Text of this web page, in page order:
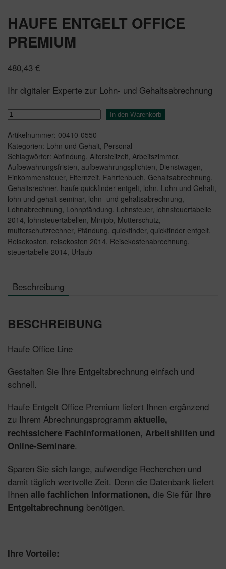
HAUFE ENTGELT OFFICE
PREMIUM
480,43 €
Ihr digitaler Experte zur Lohn- und Gehaltsabrechnung
Haufe
Office
Premium
Menge
In den Warenkorb
Artikelnummer: 00410-0550
Kategorien: Lohn und Gehalt Personal
Schlagwörter: Abfindung Altersteilzeit Arbeitszimmer,
Aufbewahrungsfristen aufbewahrungsplichten Dienstwagen
Einkommensteuer, Elternzeit Fahrtenbuch Gehaltsabrechnung
Gehaltsrechner, haufe quickfinder entgelt lohn Lohn und Gehalt
lohn und gehalt seminar, lohn- und gehaltsabrechnung
Lohnabrechnung Lohnpfändung Lohnsteuer, lohnsteuertabelle
2014 lohnsteuertabellen Minijob Mutterschutz
mutterschutzrechner, Pfändung quickfinder, quickfinder entgelt
Reisekosten reisekosten 2014 Reisekostenabrechnung
steuertabelle 2014 Urlaub
Beschreibung
BESCHREIBUNG
Haufe Office Line
Gestalten Sie Ihre Entgeltabrechnung einfach und
schnell.
Haufe Entgelt Office Premium liefert Ihnen ergänzend
zu Ihrem Abrechnungsprogramm aktuelle,
rechtssichere Fachinformationen, Arbeitshilfen und
Online-Seminare.
Sparen Sie sich lange, aufwendige Recherchen und
damit täglich wertvolle Zeit. Denn die Datenbank liefert
Ihnen alle fachlichen Informationen, die Sie für Ihre
Entgeltabrechnung benötigen.
Ihre Vorteile: